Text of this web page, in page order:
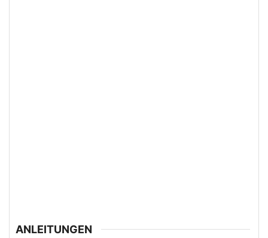
ANLEITUNGEN